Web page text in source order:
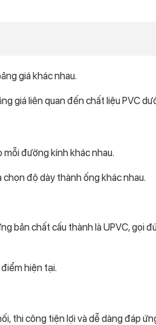
giá khác nhau.
giá liên quan đến chất liệu PVC
đường kính khác nhau.
độ dày thành ống khác nhau.
bản chất cấu thành là UPVC, gọi
hiện tại.
thi công tiện lợi và dễ dàng đáp